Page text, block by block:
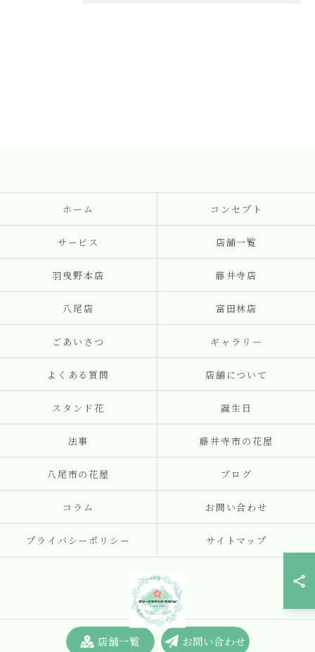
店舗一覧 お問い合わせ
ホーム コンセプト
サービス 店舗一覧
羽曳野本店 藤井寺店
八尾店 富田林店
ごあいさつ ギャラリー
よくある質問 店舗について
スタンド花 誕生日
法事 藤井寺市の花屋
八尾市の花屋 ブログ
コラム お問い合わせ
プライバシーポリシー サイトマップ
© 2026 大阪の花屋はグリーンエポック・オオハシ ALL RIGHTS RESERVED.